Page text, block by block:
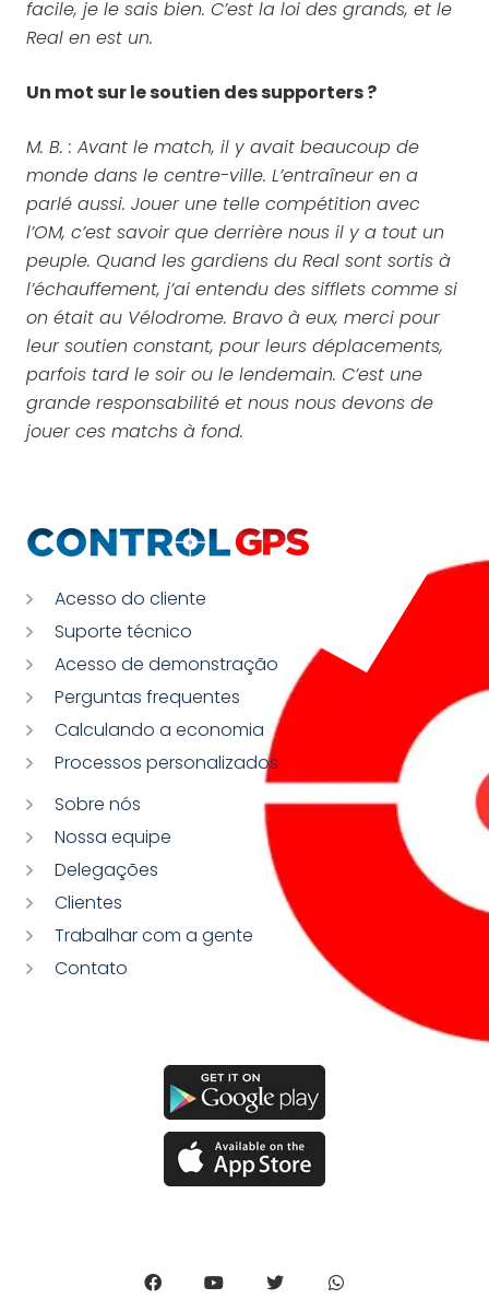
facile, je le sais bien. C’est la loi des grands, et le
Real en est un.
Un mot sur le soutien des supporters ?
M. B. : Avant le match, il y avait beaucoup de
monde dans le centre-ville. L’entraîneur en a
parlé aussi. Jouer une telle compétition avec
l’OM, c’est savoir que derrière nous il y a tout un
peuple. Quand les gardiens du Real sont sortis à
l’échauffement, j’ai entendu des sifflets comme si
on était au Vélodrome. Bravo à eux, merci pour
leur soutien constant, pour leurs déplacements,
parfois tard le soir ou le lendemain. C’est une
grande responsabilité et nous nous devons de
jouer ces matchs à fond.
Acesso do cliente
Suporte técnico
Acesso de demonstração
Perguntas frequentes
Calculando a economia
Processos personalizados
Sobre nós
Nossa equipe
Delegações
Clientes
Trabalhar com a gente
Contato